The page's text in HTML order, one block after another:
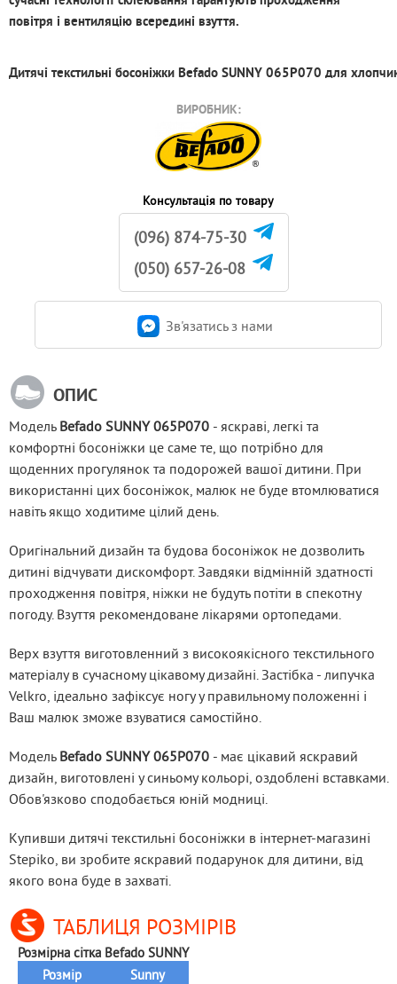
повітря і вентиляцію всередині взуття.
Дитячі текстильні босоніжки Befado SUNNY 065P070 для
ВИРОБНИК:
Консультація по товару
(096) 874-75-30
(050) 657-26-08
Зв'язатись з нами
ОПИС
Модель Befado SUNNY 065P070 - яскраві, легкі та
комфортні босоніжки це саме те, що потрібно для
щоденних прогулянок та подорожей вашої дитини. При
використанні цих босоніжок, малюк не буде втомлюватися
навіть якщо ходитиме цілий день.
Оригінальний дизайн та будова босоніжок не дозволить
дитині відчувати дискомфорт. Завдяки відмінній здатності
проходження повітря, ніжки не будуть потіти в спекотну
погоду. Взуття рекомендоване лікарями ортопедами.
Верх взуття виготовленний з високоякісного текстильного
матеріалу в сучасному цікавому дизайні. Застібка - липучка
Velkro, ідеально зафіксує ногу у правильному положенні і
Ваш малюк зможе взуватися самостійно.
Модель Befado SUNNY 065P070 - має цікавий яскравий
дизайн, виготовлені у синьому кольорі, оздоблені вставками.
Обов'язково сподобається юній модниці.
Купивши дитячі текстильні босоніжки в інтернет-магазині
Stepiko, ви зробите яскравий подарунок для дитини, від
якого вона буде в захваті.
ТАБЛИЦЯ РОЗМІРІВ
Розмірна сітка Befado SUNNY
Розмір
Sunny